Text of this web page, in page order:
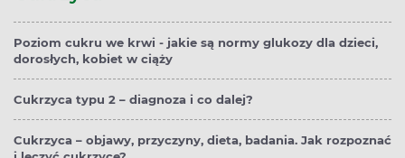
Poziom cukru we krwi - jakie są normy glukozy dla dzieci,
dorosłych, kobiet w ciąży
Cukrzyca typu 2 – diagnoza i co dalej?
Cukrzyca – objawy, przyczyny, dieta, badania. Jak rozpoznać